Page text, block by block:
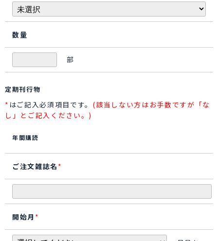
数量
部
定期刊行物
* はご記入必須項目です。 (該当しない方はお手数ですが「な
し」とご記入ください。)
年間購読
ご注文雑誌名 *
開始月 *